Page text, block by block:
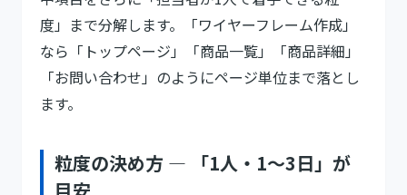
度」まで分解します。「ワイヤーフレーム作成」
なら「トップページ」「商品一覧」「商品詳細」
「お問い合わせ」のようにページ単位まで落とし
ます。
粒度の決め方 — 「1人・1〜3日」が